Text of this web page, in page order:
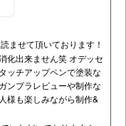
ませて頂いております！
化出来ません笑 オデッセ
ッチアップペンで塗装な
ンプラレビューや制作な
様も楽しみながら制作&